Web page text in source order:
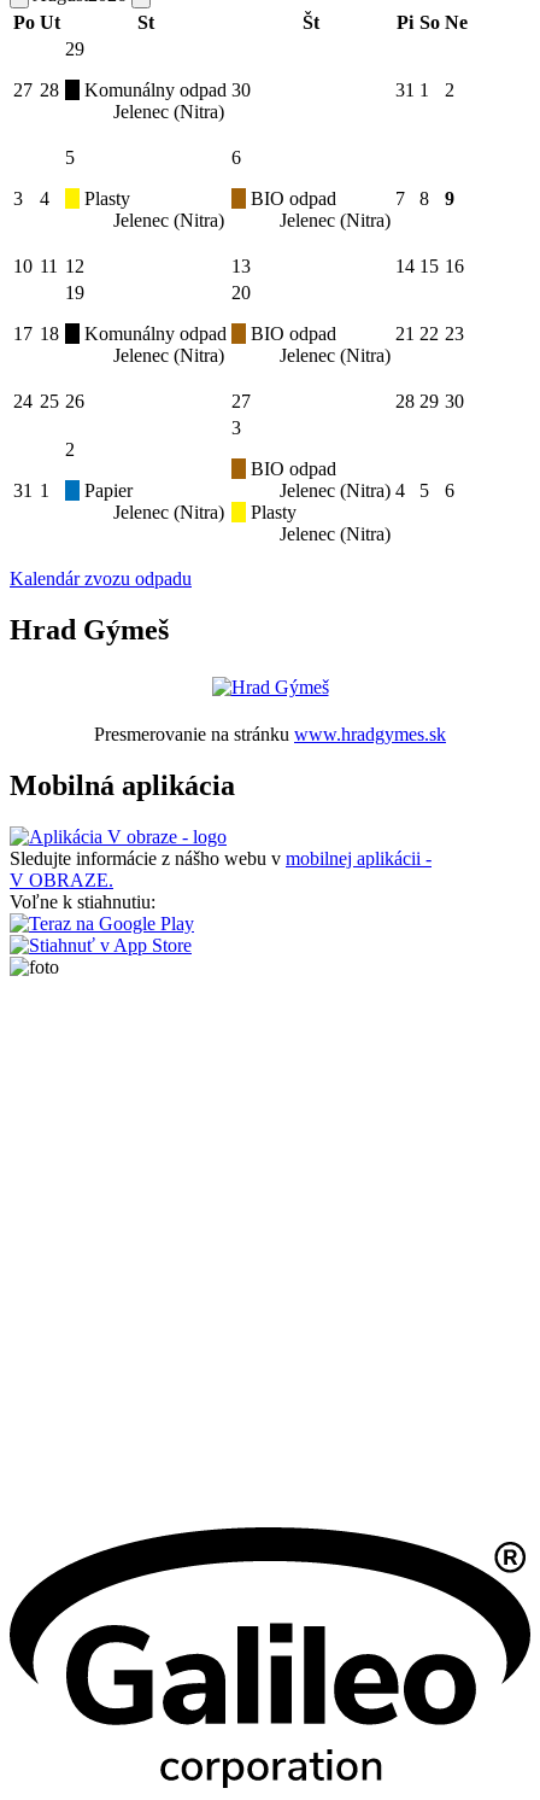
Po Ut St Št Pi So Ne
27 28
29
Komunálny odpad
Jelenec (Nitra)
30 31 1 2
3 4
5
Plasty
Jelenec (Nitra)
6
BIO odpad
Jelenec (Nitra)
7 8 9
10 11 12 13 14 15 16
17 18
19
Komunálny odpad
Jelenec (Nitra)
20
BIO odpad
Jelenec (Nitra)
21 22 23
24 25 26 27 28 29 30
31 1
2
Papier
Jelenec (Nitra)
3
BIO odpad
Jelenec (Nitra)
Plasty
Jelenec (Nitra)
4 5 6
Kalendár zvozu odpadu
Hrad Gýmeš
Presmerovanie na stránku www.hradgymes.sk
Mobilná aplikácia
Sledujte informácie z nášho webu v mobilnej aplikácii -
V OBRAZE.
Voľne k stiahnutiu: